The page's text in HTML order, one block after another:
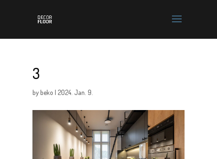
3
bybeko |2024. Jan. 9.